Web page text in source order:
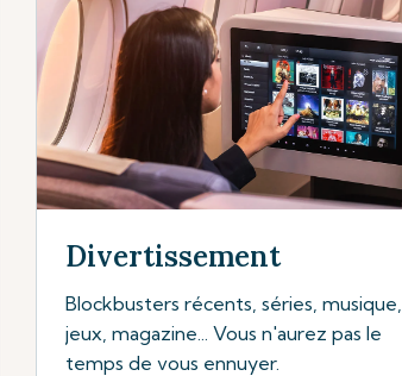
Divertissement
Blockbusters récents, séries, musique,
jeux, magazine... Vous n'aurez pas le
temps de vous ennuyer.